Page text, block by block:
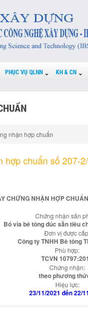
PHỤC VỤ QLNN KH & CN
nhận hợp chuẩn
hợp chuẩn số 207-
CHỨNG NHẬN HỢP
Chứng nhận sản
Bó vỉa bê tông đúc sẵn tiêu
Đơn vị được
Công ty TNHH Bê tông
Phù hợp:
TCVN
Chứng nhận:
theo phương
Hiệu lực:
23/11/2021 đến 22/